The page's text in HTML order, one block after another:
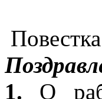
1. О